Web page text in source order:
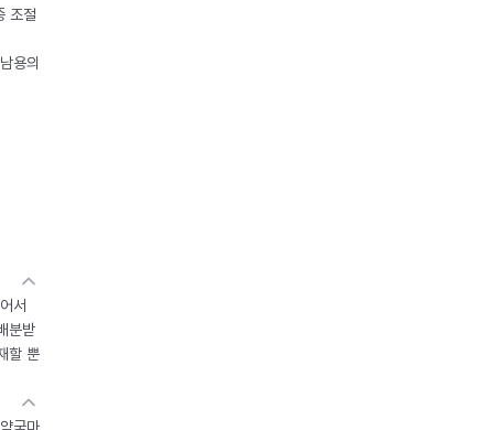
조절
용의
서
분받
할 뿐